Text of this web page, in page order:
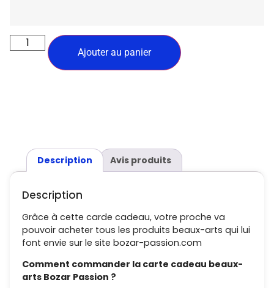
Ajouter au panier
Description Avis produits
Description
Grâce à cette carde cadeau, votre proche va
pouvoir acheter tous les produits beaux-arts qui lui
font envie sur le site bozar-passion.com
Comment commander la carte cadeau beaux-
arts Bozar Passion ?